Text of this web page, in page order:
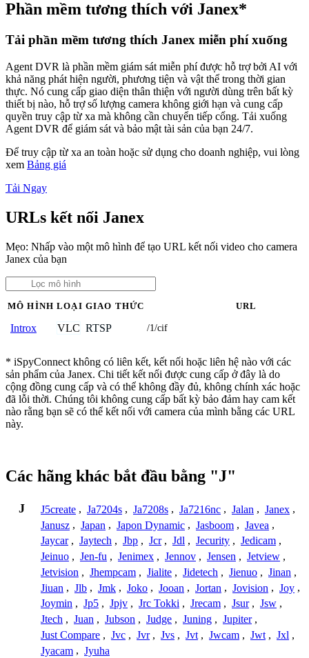
Phần mềm tương thích với Janex*
Tải phần mềm tương thích Janex miễn phí xuống
Agent DVR là phần mềm giám sát miễn phí được hỗ trợ bởi AI với
khả năng phát hiện người, phương tiện và vật thể trong thời gian
thực. Nó cung cấp giao diện thân thiện với người dùng trên bất kỳ
thiết bị nào, hỗ trợ số lượng camera không giới hạn và cung cấp
quyền truy cập từ xa mà không cần chuyển tiếp cổng. Tải xuống
Agent DVR để giám sát và bảo mật tài sản của bạn 24/7.
Để truy cập từ xa an toàn hoặc sử dụng cho doanh nghiệp, vui lòng
xem Bảng giá
Tải Ngay
URLs kết nối Janex
Mẹo: Nhấp vào một mô hình để tạo URL kết nối video cho camera
Janex của bạn
MÔ HÌNH LOẠI GIAO THỨC URL
Introx VLC RTSP /1/cif
* iSpyConnect không có liên kết, kết nối hoặc liên hệ nào với các
sản phẩm của Janex. Chi tiết kết nối được cung cấp ở đây là do
cộng đồng cung cấp và có thể không đầy đủ, không chính xác hoặc
đã lỗi thời. Chúng tôi không cung cấp bất kỳ bảo đảm hay cam kết
nào rằng bạn sẽ có thể kết nối với camera của mình bằng các URL
này.
Các hãng khác bắt đầu bằng "J"
J J5create , Ja7204s , Ja7208s , Ja7216nc , Jalan , Janex ,
Janusz , Japan , Japon Dynamic , Jasboom , Javea ,
Jaycar , Jaytech , Jbp , Jcr , Jdl , Jecurity , Jedicam ,
Jeinuo , Jen-fu , Jenimex , Jennov , Jensen , Jetview ,
Jetvision , Jhempcam , Jialite , Jidetech , Jienuo , Jinan ,
Jiuan , Jlb , Jmk , Joko , Jooan , Jortan , Jovision , Joy ,
Joymin , Jp5 , Jpjv , Jrc Tokki , Jrecam , Jsur , Jsw ,
Jtech , Juan , Jubson , Judge , Juning , Jupiter ,
Just Compare , Jvc , Jvr , Jvs , Jvt , Jwcam , Jwt , Jxl ,
Jyacam , Jyuha